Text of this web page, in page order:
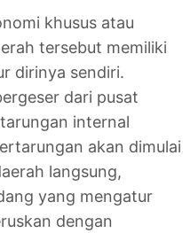
khusus atau
tersebut memiliki
dirinya sendiri.
dari pusat
internal
akan dimulai
langsung,
yang mengatur
dengan